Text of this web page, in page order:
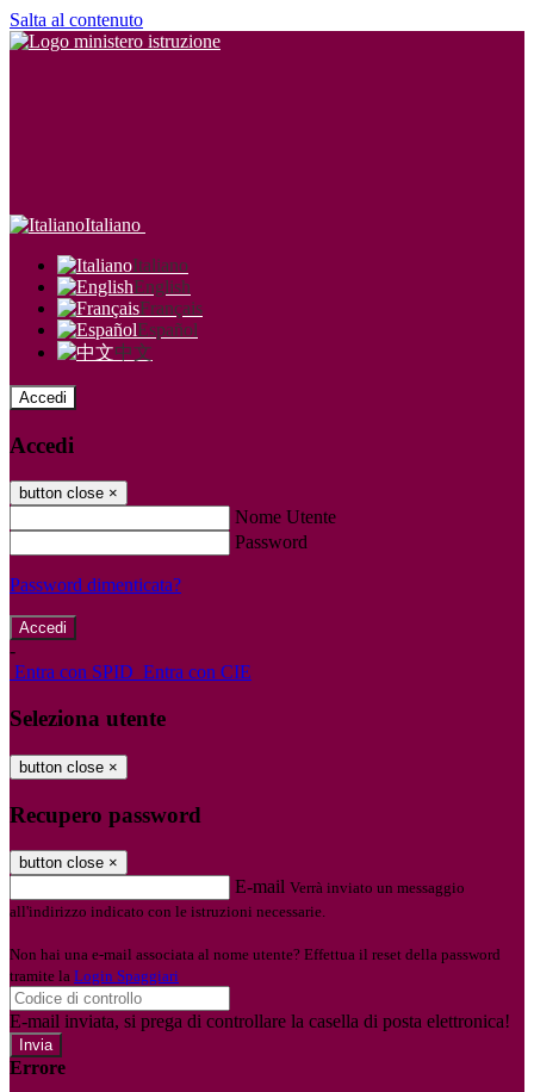
Salta al contenuto
Italiano
Italiano
English
Français
Español
中文
Accedi
Accedi
button close ×
Nome Utente
Password
Password dimenticata?
-
Entra con SPID Entra con CIE
Seleziona utente
button close ×
Recupero password
button close ×
E-mail Verrà inviato un messaggio
all'indirizzo indicato con le istruzioni necessarie.
Non hai una e-mail associata al nome utente? Effettua il reset della password
tramite la Login Spaggiari
E-mail inviata, si prega di controllare la casella di posta elettronica!
Errore